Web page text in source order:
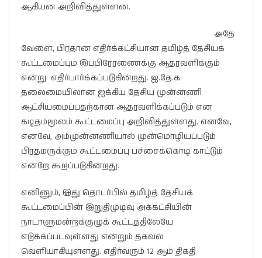
ஆகியன அறிவித்துள்ளன.
அதே
வேளை, பிரதான எதிர்க்கட்சியான தமிழ்த் தேசியக்
கூட்டமைப்பும் இப்பிரேரணைக்கு ஆதரவளிக்கும்
என்று எதிர்பார்க்கப்படுகின்றது. ஐ.தே.க.
தலைமையிலான ஐக்கிய தேசிய முன்னணி
ஆட்சியமைப்பதற்கான ஆதரவளிக்கப்படும் என
கடிதம்மூலம் கூட்டமைப்பு அறிவித்துள்ளது. எனவே,
எனவே, அம்முன்னணியால் முன்மொழியப்படும்
பிரதமருக்கும் கூட்டமைப்பு பச்சைக்கொடி காட்டும்
என்றே கூறப்படுகின்றது.
எனினும், இது தொடர்பில் தமிழ்த் தேசியக்
கூட்டமைப்பின் இறுதிமுடிவு அக்கட்சியின்
நாடாளுமன்றக்குழுக் கூட்டத்திலேயே
எடுக்கப்படவுள்ளது என்றும் தகவல்
வெளியாகியுள்ளது. எதிர்வரும் 12 ஆம் திகதி